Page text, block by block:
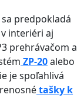
predpokladá
interiéri aj
prehrávačom a
ZP-20alebo
je spoľahlivá
tašky k